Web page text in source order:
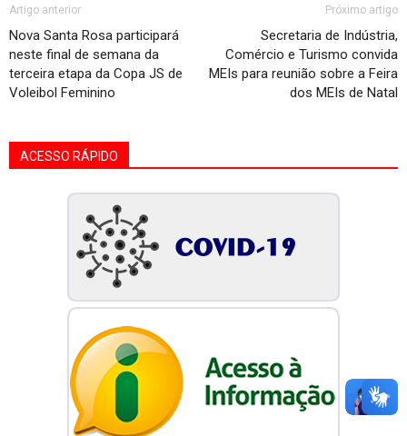
Artigo anterior
Nova Santa Rosa participará
neste final de semana da
terceira etapa da Copa JS de
Voleibol Feminino
Próximo artigo
Secretaria de Indústria,
Comércio e Turismo convida
MEIs para reunião sobre a Feira
dos MEIs de Natal
ACESSO RÁPIDO